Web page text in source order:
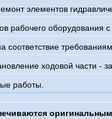
элементов
рабочего оборудования
соответствие
ходовой части -
работы.